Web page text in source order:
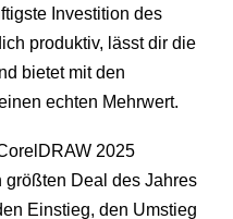
Investition des
produktiv, lässt dir die
bietet mit den
echten Mehrwert.
2025
größten Deal des Jahres
Einstieg, den Umstieg